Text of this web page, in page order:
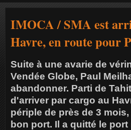
IMOCA / SMA est
Havre, en route pour
Suite à une avarie de
Vendée Globe, Paul
abandonner. Parti de
d'arriver par cargo au
périple de près de 3
bon port. Il a quitté le